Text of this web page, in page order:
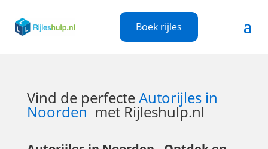
Boek rijles
Vind de perfecteAutorijles in
Noorden met Rijleshulp.nl